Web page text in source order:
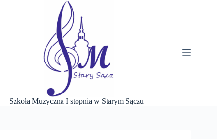
Szkoła Muzyczna I stopnia w Starym Sączu